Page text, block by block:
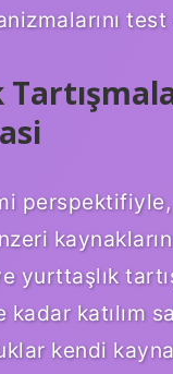
yurttaşlık
kadar katılım
kendi